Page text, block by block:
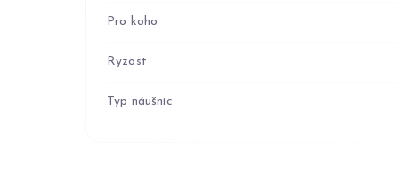
Pro koho
Ryzost
Typ náušnic